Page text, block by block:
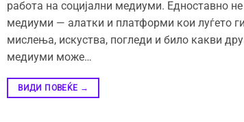
работа на социјални медиуми. Едноставно
медиуми — алатки и платформи кои луѓето
мислења, искуства, погледи и било какви
медиуми може…
ВИДИ ПОВЕЌЕ →